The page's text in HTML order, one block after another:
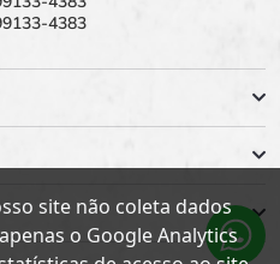
4383
site não coleta dados
o Google Analytics